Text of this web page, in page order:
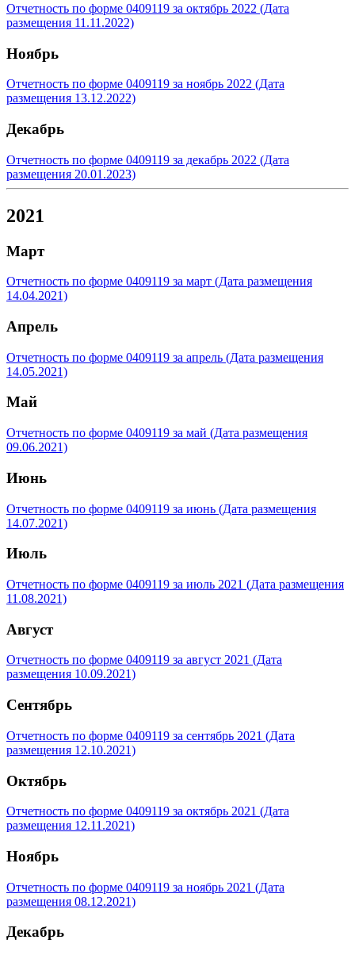
Отчетность по форме 0409119 за октябрь 2022 (Дата
размещения 11.11.2022)
Ноябрь
Отчетность по форме 0409119 за ноябрь 2022 (Дата
размещения 13.12.2022)
Декабрь
Отчетность по форме 0409119 за декабрь 2022 (Дата
размещения 20.01.2023)
2021
Март
Отчетность по форме 0409119 за март (Дата размещения
14.04.2021)
Апрель
Отчетность по форме 0409119 за апрель (Дата размещения
14.05.2021)
Май
Отчетность по форме 0409119 за май (Дата размещения
09.06.2021)
Июнь
Отчетность по форме 0409119 за июнь (Дата размещения
14.07.2021)
Июль
Отчетность по форме 0409119 за июль 2021 (Дата размещения
11.08.2021)
Август
Отчетность по форме 0409119 за август 2021 (Дата
размещения 10.09.2021)
Сентябрь
Отчетность по форме 0409119 за сентябрь 2021 (Дата
размещения 12.10.2021)
Октябрь
Отчетность по форме 0409119 за октябрь 2021 (Дата
размещения 12.11.2021)
Ноябрь
Отчетность по форме 0409119 за ноябрь 2021 (Дата
размещения 08.12.2021)
Декабрь